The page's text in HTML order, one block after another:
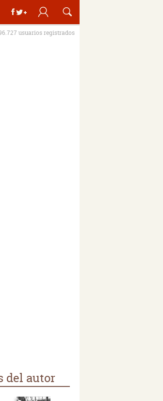
usuarios registrados
del autor